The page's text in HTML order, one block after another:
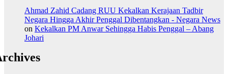
Ahmad Zahid Cadang RUU Kekalkan Kerajaan Tadbir
Negara Hingga Akhir Penggal Dibentangkan - Negara News
on Kekalkan PM Anwar Sehingga Habis Penggal – Abang
Johari